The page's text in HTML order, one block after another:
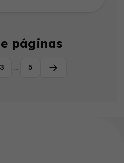
páginas
3 … 5 Página siguiente